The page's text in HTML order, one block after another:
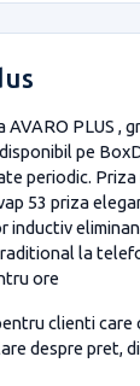
PLUS ,
pe
periodic.
53 priza
inductiv
la
ore
clienti care
despre pret,